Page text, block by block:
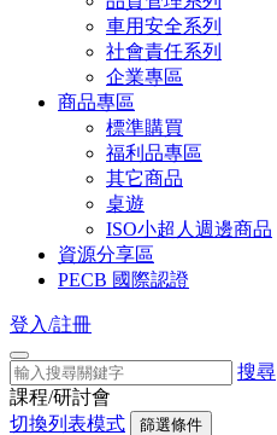
車用安全系列
社會責任系列
企業專區
商品專區
標準購買
福利品專區
其它商品
桌遊
ISO小超人週邊商品
資源分享區
PECB 國際認證
登入/註冊
搜尋
課程/研討會
切換列表模式
篩選條件